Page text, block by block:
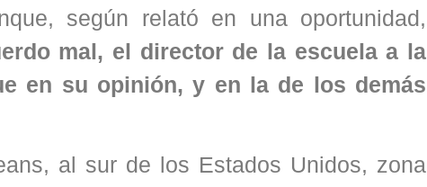
según relató en una oportunidad,
mal, el director de la escuela a la
en su opinión, y en la de los demás
al sur de los Estados Unidos, zona